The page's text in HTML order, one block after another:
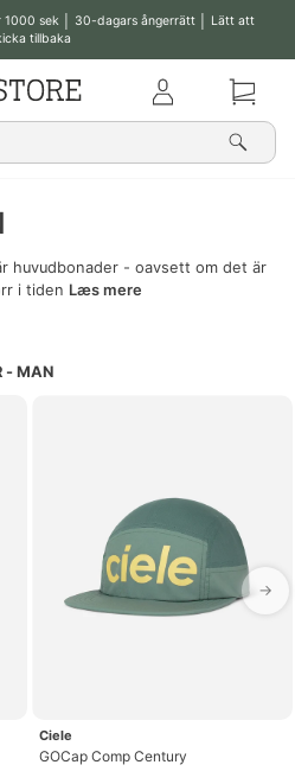
Pausa
1000 sek │ 30-dagars ångerrätt │ Lätt att
tillbaka
Klub Korg
huvudbonader - oavsett om det är
i tiden Læs mere
- MAN
Ciele
GOCap Comp Century
→